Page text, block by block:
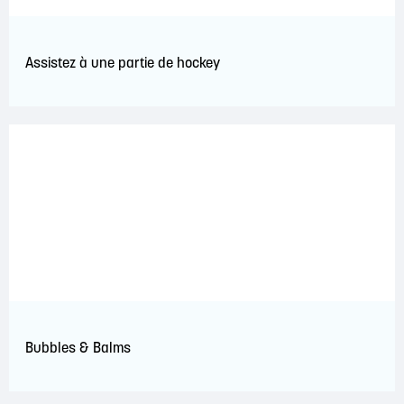
Assistez à une partie de hockey
Bubbles & Balms